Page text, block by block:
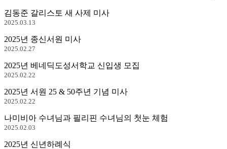
김동준 갈리스토 새 사제 미사
2025.03.13
2025년 종신서원 미사
2025.02.27
2025년 베네딕도성서학교 신입생 모집
2025.02.22
2025년 서원 25 & 50주년 기념 미사
2025.02.22
나미비아 수녀님과 필리핀 수녀님의 첫눈 체험
2025.02.03
2025년 신년하례식